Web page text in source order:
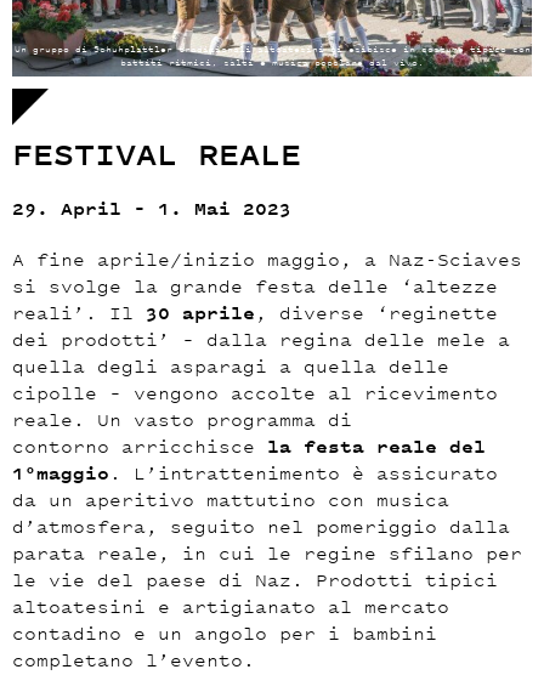
Un gruppo di Schuhplattler tradizionali altoatesini si esibisce in costume tipico con
battiti ritmici, salti e musica popolare dal vivo.
FESTIVAL REALE
29. April – 1. Mai 2023
A fine aprile/inizio maggio, a Naz-Sciaves
si svolge la grande festa delle ‘altezze
reali’. Il 30 aprile , diverse ‘reginette
dei prodotti’ – dalla regina delle mele a
quella degli asparagi a quella delle
cipolle – vengono accolte al ricevimento
reale. Un vasto programma di
contorno arricchisce la festa reale del
1°maggio . L’intrattenimento è assicurato
da un aperitivo mattutino con musica
d’atmosfera, seguito nel pomeriggio dalla
parata reale, in cui le regine sfilano per
le vie del paese di Naz. Prodotti tipici
altoatesini e artigianato al mercato
contadino e un angolo per i bambini
completano l’evento.